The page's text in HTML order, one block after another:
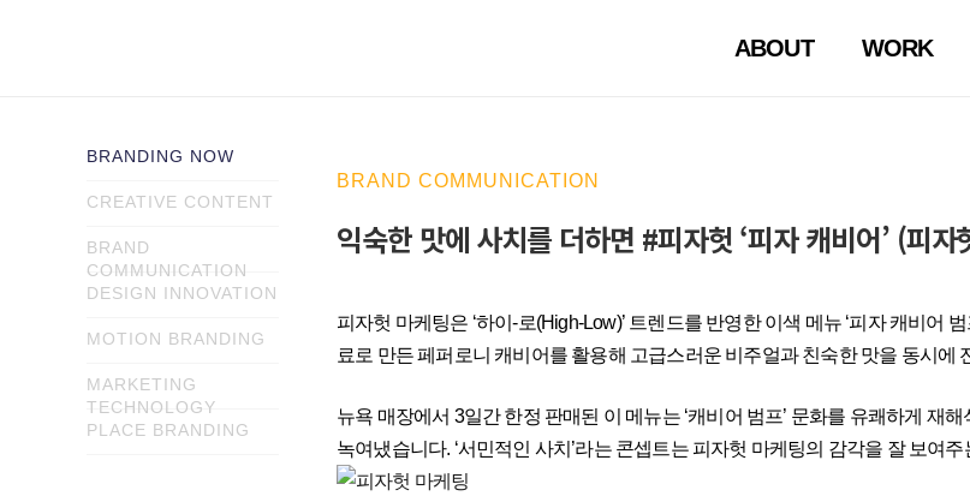
ABOUT WORK
BRANDING NOW
CREATIVE CONTENT
BRAND
COMMUNICATION
DESIGN INNOVATION
MOTION BRANDING
MARKETING
TECHNOLOGY
PLACE BRANDING
BRAND COMMUNICATION
익숙한 맛에 사치를 더하면 #피자헛 ‘피자 캐비어’ (피자
피자헛 마케팅은 ‘하이-로(High-Low)’ 트렌드를 반영한 이색 메뉴 ‘피자 캐비어
료로 만든 페퍼로니 캐비어를 활용해 고급스러운 비주얼과 친숙한 맛을 동시에
뉴욕 매장에서 3일간 한정 판매된 이 메뉴는 ‘캐비어 범프’ 문화를 유쾌하게 재
녹여냈습니다. ‘서민적인 사치’라는 콘셉트는 피자헛 마케팅의 감각을 잘 보여